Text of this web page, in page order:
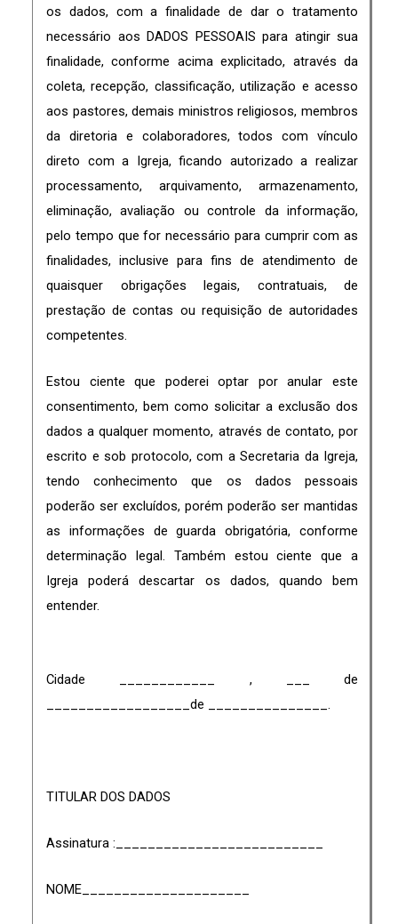
os dados, com a finalidade de dar o tratamento
necessário aos DADOS PESSOAIS para atingir sua
finalidade, conforme acima explicitado, através da
coleta, recepção, classificação, utilização e acesso
aos pastores, demais ministros religiosos, membros
da diretoria e colaboradores, todos com vínculo
direto com a Igreja, ficando autorizado a realizar
processamento, arquivamento, armazenamento,
eliminação, avaliação ou controle da informação,
pelo tempo que for necessário para cumprir com as
finalidades, inclusive para fins de atendimento de
quaisquer obrigações legais, contratuais, de
prestação de contas ou requisição de autoridades
competentes.
Estou ciente que poderei optar por anular este
consentimento, bem como solicitar a exclusão dos
dados a qualquer momento, através de contato, por
escrito e sob protocolo, com a Secretaria da Igreja,
tendo conhecimento que os dados pessoais
poderão ser excluídos, porém poderão ser mantidas
as informações de guarda obrigatória, conforme
determinação legal. Também estou ciente que a
Igreja poderá descartar os dados, quando bem
entender.
Cidade ____________ , ___ de
__________________de _______________.
TITULAR DOS DADOS
Assinatura :__________________________
NOME_____________________